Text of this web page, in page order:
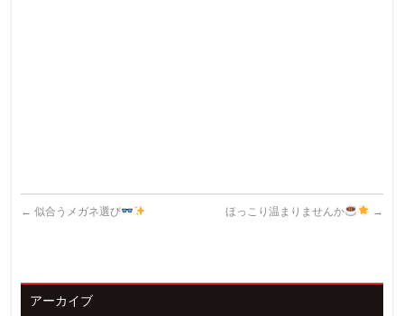
← 似合うメガネ選び ほっこり温まりませんか →
アーカイブ